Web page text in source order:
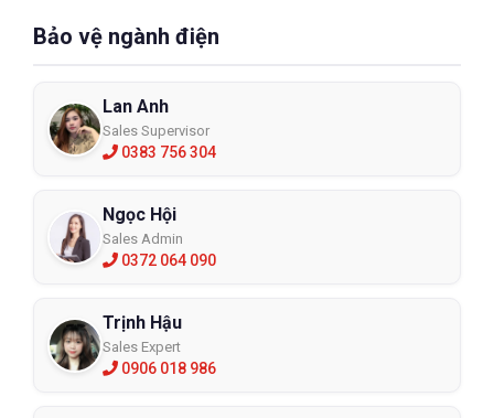
Bảo vệ ngành điện
Lan Anh
Sales Supervisor
0383 756 304
Ngọc Hội
Sales Admin
0372 064 090
Trịnh Hậu
Sales Expert
0906 018 986